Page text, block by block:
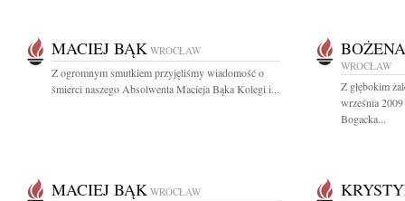
MACIEJ BĄK WROCŁAW
Z ogromnym smutkiem przyjęliśmy wiadomość o
śmierci naszego Absolwenta Macieja Bąka Kolegi i...
WROCŁAW
Z głębokim
września
Bogacka...
MACIEJ BĄK WROCŁAW